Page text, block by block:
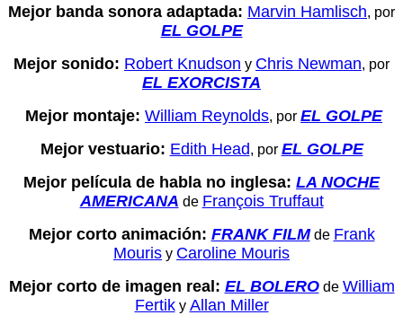
Mejor banda sonora adaptada: Marvin Hamlisch, por
EL GOLPE
Mejor sonido: Robert Knudson y Chris Newman, por
EL EXORCISTA
Mejor montaje: William Reynolds, por EL GOLPE
Mejor vestuario: Edith Head, por EL GOLPE
Mejor película de habla no inglesa: LA NOCHE
AMERICANA de François Truffaut
Mejor corto animación: FRANK FILM de Frank
Mouris y Caroline Mouris
Mejor corto de imagen real: EL BOLERO de William
Fertiky Allan Miller